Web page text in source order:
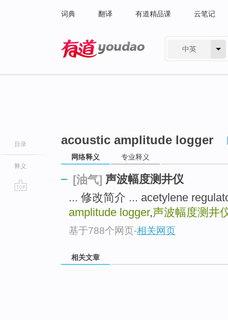
词典 翻译 有道精品课 云笔记
中英
目录
释义
acoustic amplitude logger
网络释义 专业释义
[油气] 声波幅度测井仪
... 修改简介 ... acetylene
amplitude logger,声波幅度测井
基于788个网页-相关网页
相关文章